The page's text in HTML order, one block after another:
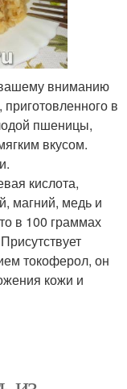
вниманию
приготовленного в
пшеницы,
вкусом.
кислота,
магний, медь и
в 100 граммах
токоферол, он
кожи и